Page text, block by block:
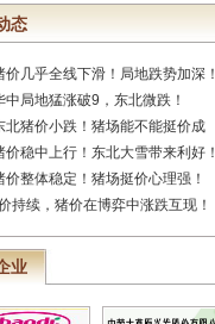
态
价几乎全线下滑！局地跌势加深！
中局地猛涨破9，东北微跌！
北猪价小跌！猪场能不能挺价成
价稳中上行！东北大雪带来利好！
价整体稳定！猪场挺价心理强！
持续，猪价在博弈中涨跌互现！
业